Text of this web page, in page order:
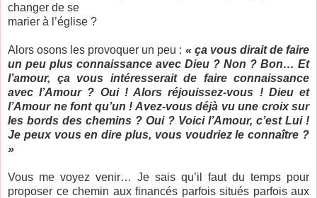
changer de se
marier à l’église ?
Alors osons les provoquer un peu : « ça vous dirait de faire
un peu plus connaissance avec Dieu ? Non ? Bon… Et
l’amour, ça vous intéresserait de faire connaissance
avec l’Amour ? Oui ! Alors réjouissez-vous ! Dieu et
l’Amour ne font qu’un ! Avez-vous déjà vu une croix sur
les bords des chemins ? Oui ? Voici l’Amour, c’est Lui !
Je peux vous en dire plus, vous voudriez le connaître ?
»
Vous me voyez venir… Je sais qu’il faut du temps pour
proposer ce chemin aux financés parfois situés parfois aux